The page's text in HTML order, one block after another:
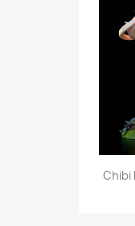
Chibi